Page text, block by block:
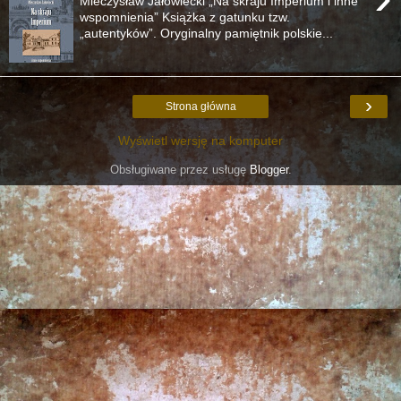
wspomnienia” Książka z gatunku tzw.
„autentyków”. Oryginalny pamiętnik polskie...
›
Strona główna
Wyświetl wersję na komputer
Obsługiwane przez usługę Blogger.